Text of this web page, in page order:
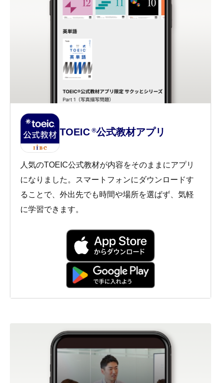
TOEIC ®公式教材アプリ
人気のTOEIC公式教材が内容をそのままにアプリ
になりました。スマートフォンにダウンロードす
ることで、外出先でも時間や場所を選ばず、気軽
に学習できます。